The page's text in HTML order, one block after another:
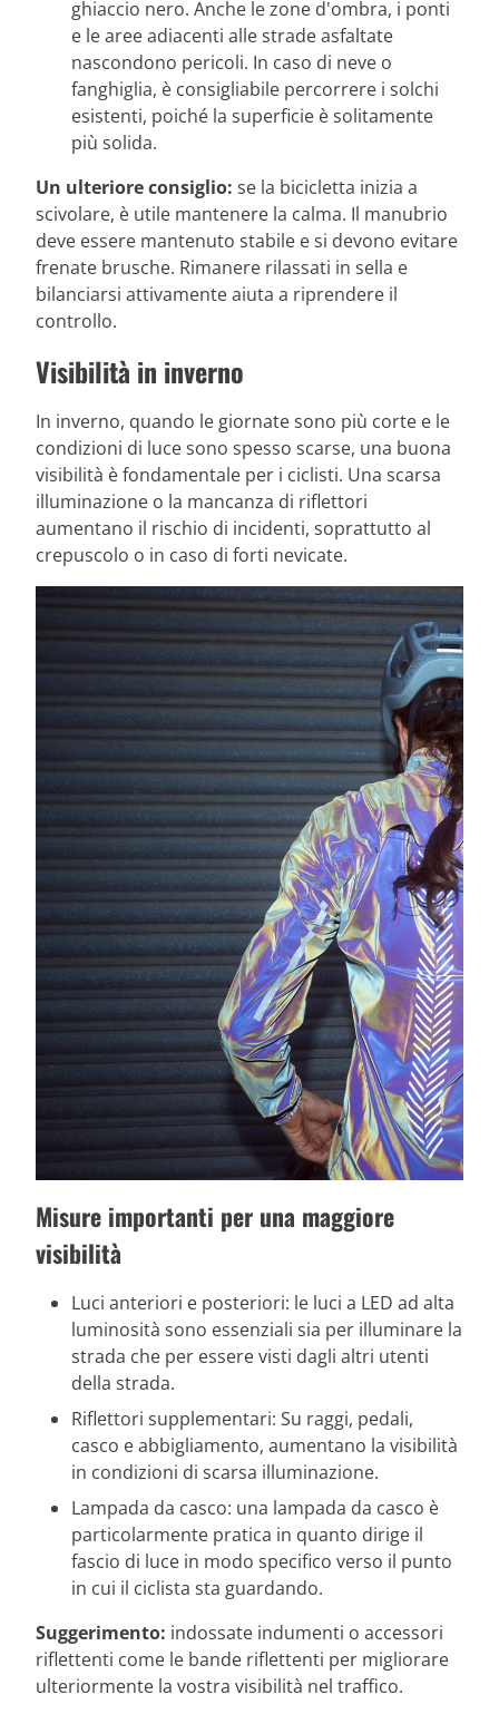
ghiaccio nero. Anche le zone d'ombra, i ponti
e le aree adiacenti alle strade asfaltate
nascondono pericoli. In caso di neve o
fanghiglia, è consigliabile percorrere i solchi
esistenti, poiché la superficie è solitamente
più solida.
Un ulteriore consiglio: se la bicicletta inizia a
scivolare, è utile mantenere la calma. Il manubrio
deve essere mantenuto stabile e si devono evitare
frenate brusche. Rimanere rilassati in sella e
bilanciarsi attivamente aiuta a riprendere il
controllo.
Visibilità in inverno
In inverno, quando le giornate sono più corte e le
condizioni di luce sono spesso scarse, una buona
visibilità è fondamentale per i ciclisti. Una scarsa
illuminazione o la mancanza di riflettori
aumentano il rischio di incidenti, soprattutto al
crepuscolo o in caso di forti nevicate.
Misure importanti per una maggiore
visibilità
Luci anteriori e posteriori: le luci a LED ad alta
luminosità sono essenziali sia per illuminare la
strada che per essere visti dagli altri utenti
della strada.
Riflettori supplementari: Su raggi, pedali,
casco e abbigliamento, aumentano la visibilità
in condizioni di scarsa illuminazione.
Lampada da casco: una lampada da casco è
particolarmente pratica in quanto dirige il
fascio di luce in modo specifico verso il punto
in cui il ciclista sta guardando.
Suggerimento: indossate indumenti o accessori
riflettenti come le bande riflettenti per migliorare
ulteriormente la vostra visibilità nel traffico.